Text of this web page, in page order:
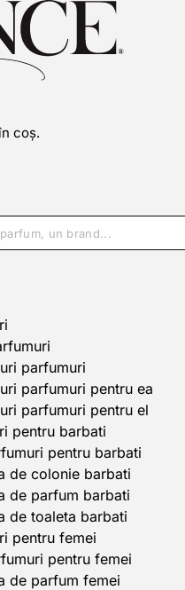
coș.
parfumuri
parfumuri pentru ea
parfumuri pentru el
pentru barbati
pentru barbati
de colonie barbati
de parfum barbati
de toaleta barbati
pentru femei
pentru femei
de parfum femei